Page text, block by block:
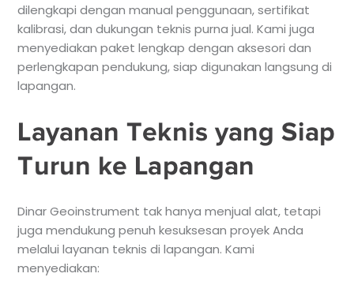
dilengkapi dengan manual penggunaan, sertifikat
kalibrasi, dan dukungan teknis purna jual. Kami juga
menyediakan paket lengkap dengan aksesori dan
perlengkapan pendukung, siap digunakan langsung di
lapangan.
Layanan Teknis yang Siap
Turun ke Lapangan
Dinar Geoinstrument tak hanya menjual alat, tetapi
juga mendukung penuh kesuksesan proyek Anda
melalui layanan teknis di lapangan. Kami
menyediakan: